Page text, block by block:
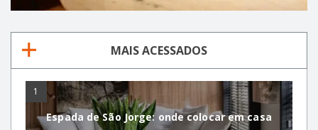
MAIS ACESSADOS
1
Espada de São Jorge: onde colocar em casa